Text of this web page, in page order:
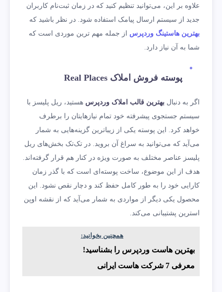
علاوه بر این، می‌توانید تنظیم کنید که در زمان ثبت‌نام کاربران
جدید از سیستم ارسال پیامک استفاده شود. در نظر باشید که
بهترین هاستینگ وردپرس از جمله مهم ترین موردی است که
شما به آن نیاز دارد.
پوسته فروش املاک Real Places
اگر به دنبال بهترین قالب املاک وردپرس هستید، ریل پلیسز با
سیستم جستجوی پیشرفته خود تمام نیازهایتان را برطرف
خواهد کرد. این پوسته یکی از زیباترین گزینه‌هایی به شمار
می‌آيد که می‌توانید به سراغ آن بروید. در تک‌تک بخش‌های ریل
پلیسز عناصر مختلف به صورت ویژه در کنار هم قرار گرفته‌اند.
هدف از این موضوع، ساخت پوسته‌ای است که با گذر زمان
کارایی خود را به طور کامل حفظ کند و دچار نقص نشود. این
محصول یکی دیگر از مواردی به شمار می‌آید که از نقشه اوپن
استرین پشتیبانی می‌کند.
همچنین بخوانید:
بهترین هاست وردپرس را بشناسید!
معرفی 7 شرکت هاست ایرانی